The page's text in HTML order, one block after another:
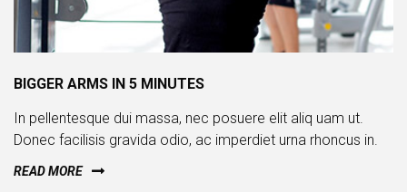
BIGGER ARMS IN 5 MINUTES
In pellentesque dui massa, nec posuere elit aliq uam ut.
Donec facilisis gravida odio, ac imperdiet urna rhoncus in.
READ MORE